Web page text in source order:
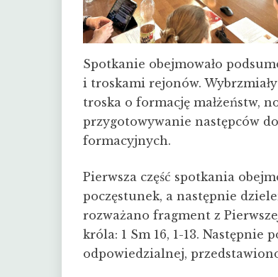
Spotkanie obejmowało
i troskami rejonów.
troska o formację małżeństw,
przygotowywanie następców
formacyjnych.
Pierwsza część spotkania
poczęstunek, a następnie
rozważano fragment z
króla: 1 Sm 16, 1-13. Następnie
odpowiedzialnej,